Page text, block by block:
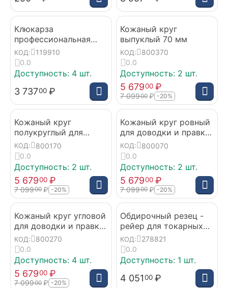
Клюкарза
профессиональная
полукруглая 10 мм,
профиль 9а
КОД:
119910
0.0
Доступность: 4 шт.
3 73700 ₽
Кожаный круг
выпуклый 70 мм
КОД:
800370
0.0
Доступность: 2 шт.
5 67900 ₽
7 09900 ₽ -20%
Кожаный круг
полукруглый для
доводки и правки
инструмента 70 мм
КОД:
800170
0.0
Доступность: 2 шт.
5 67900 ₽
7 09900 ₽ -20%
Кожаный круг ровный
для доводки и правки
инструмента 70 мм
КОД:
800070
0.0
Доступность: 2 шт.
5 67900 ₽
7 09900 ₽ -20%
Кожаный круг угловой
для доводки и правки
инструмента 70 мм
КОД:
800270
0.0
Доступность: 4 шт.
5 67900 ₽
7 09900 ₽ -20%
Обдирочный резец -
рейер для токарных
работ Profi, 20 мм
STRYI Standart
КОД:
278821
0.0
Доступность: 1 шт.
4 05100 ₽